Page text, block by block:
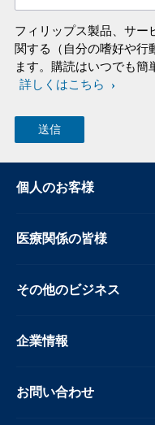
フィリップス製品、サー
関する（自分の嗜好や行
ます。購読はいつでも簡
詳しくはこちら
個人のお客様
医療関係の皆様
その他のビジネス
企業情報
お問い合わせ